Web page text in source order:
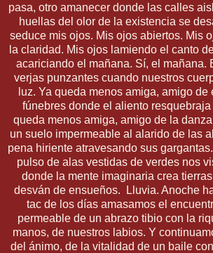
pasa, otro amanecer donde las calles
huellas del olor de la existencia se
seduce mis ojos. Mis ojos abiertos. Mis
la claridad. Mis ojos lamiendo el canto
acariciando el mañana. Sí, el mañana.
verjas punzantes cuando nuestros
luz. Ya queda menos amiga, amigo de
fúnebres donde el aliento
queda menos amiga, amigo de la
un suelo impermeable al alarido de las
pena hiriente atravesando sus
pulso de alas vestidas de verdes nos
donde la mente imaginaria crea
desván de ensueños. Lluvia. Anoche
tac de los días amasamos el
permeable de un abrazo tibio con la
manos, de nuestros labios. Y
del ánimo, de la vitalidad de un baile